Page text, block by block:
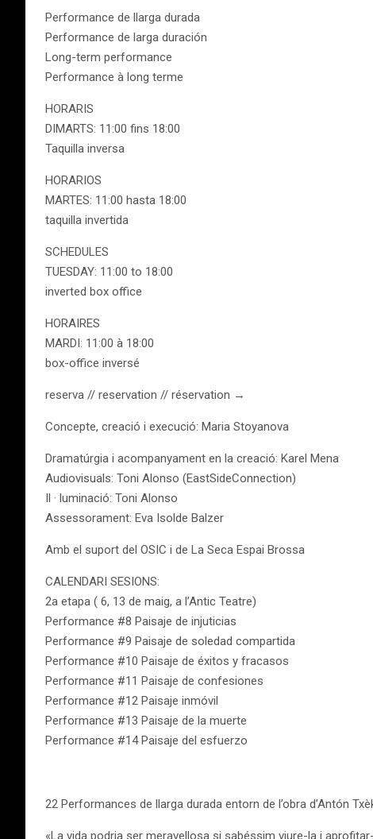
Performance de llarga durada
Performance de larga duración
Long-term performance
Performance à long terme
HORARIS
DIMARTS: 11:00 fins 18:00
Taquilla inversa
HORARIOS
MARTES: 11:00 hasta 18:00
taquilla invertida
SCHEDULES
TUESDAY: 11:00 to 18:00
inverted box office
HORAIRES
MARDI: 11:00 à 18:00
box-office inversé
reserva // reservation // réservation →
Concepte, creació i execució: Maria Stoyanova
Dramatúrgia i acompanyament en la creació: Karel Mena
Audiovisuals: Toni Alonso (EastSideConnection)
Il · luminació: Toni Alonso
Assessorament: Eva Isolde Balzer
Amb el suport del OSIC i de La Seca Espai Brossa
CALENDARI SESIONS:
2a etapa ( 6, 13 de maig, a l’Antic Teatre)
Performance #8 Paisaje de injuticias
Performance #9 Paisaje de soledad compartida
Performance #10 Paisaje de éxitos y fracasos
Performance #11 Paisaje de confesiones
Performance #12 Paisaje inmóvil
Performance #13 Paisaje de la muerte
Performance #14 Paisaje del esfuerzo
22 Performances de llarga durada entorn de l’obra d’Antón
«La vida podria ser meravellosa si sabéssim viure-la i